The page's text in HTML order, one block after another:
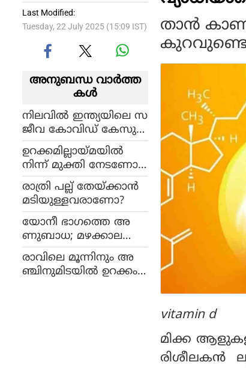
Last Modified:
Tuesday, 22 July 2025 (15:09 IST)
അനുബന്ധ വാര്‍ത്ത
കള്‍
നിലവില്‍ ഇന്ത്യയിലെ സ
ജീവ കോവിഡ് കേസുക
ള്‍ 275; ഏതുനിമിഷവും
പുതിയ തരംഗം വ
രാമെന്ന ആശങ്കയില്‍
ആരോഗ്യവിദഗ്ധര്‍
ഉറക്കമില്ലായ്മയില്‍
നിന്ന് മുക്തി നേടണോ,
ഈ വഴികള്‍ നോക്കൂ
രാത്രി പല്ല് തേയ്ക്കാന്‍
മടിയുള്ളവരാണോ?
യോനീ ഭാഗത്തെ അ
ണുബാധ; മഴക്കാലത്ത്
സ്ത്രീകള്‍ കൂടുതല്‍ ശ്ര
ദ്ധിക്കണം
രാവിലെ മൂന്നിനും അ
ഞ്ചിനുമിടയില്‍ ഉറക്കം
താന്‍
vitamin d
മിക്ക
രിശീലകന്‍